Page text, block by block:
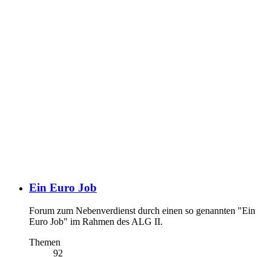
Ein Euro Job
Forum zum Nebenverdienst durch einen so genannten "Ein
Euro Job" im Rahmen des ALG II.
Themen
92